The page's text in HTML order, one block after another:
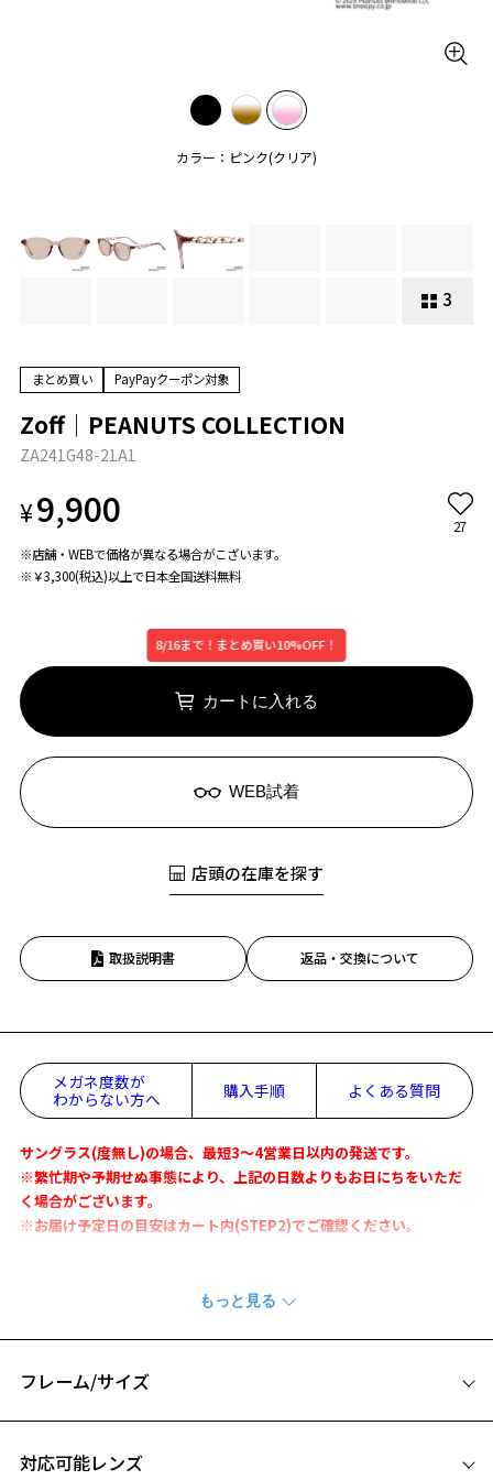
カラー：ピンク(クリア)
3
まとめ買い PayPayクーポン対象
Zoff│PEANUTS COLLECTION
ZA241G48-21A1
¥9,900
27
※店舗・WEBで価格が異なる場合がこざいます。
※￥3,300(税込)以上で日本全国送料無料
8/16まで！まとめ買い10%OFF！
カートに入れる
WEB試着
店頭の在庫を探す
取扱説明書 返品・交換について
メガネ度数が
わからない方へ
購入手順 よくある質問
サングラス(度無し)の場合、最短3～4営業日以内の発送です。
※繁忙期や予期せぬ事態により、上記の日数よりもお日にちをいただ
く場合がございます。
※お届け予定日の目安はカート内(STEP2)でご確認ください。
登場！
様々な表情のスヌーピーがぎゅぎゅっと詰まったにぎやかなサングラ
ス。
軽量でかけ心地も抜群な使いやすい定番のウェリントン型です。
PEANUT COLLECTION 特設ページはこちら
フレーム/サイズ
対応可能レンズ